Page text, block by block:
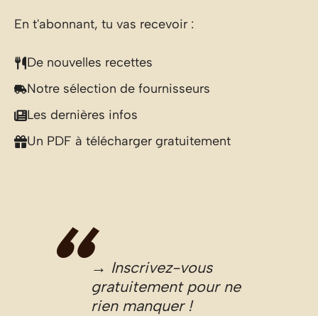
En t'abonnant, tu vas recevoir :
De nouvelles recettes
Notre sélection de fournisseurs
Les dernières infos
Un PDF à télécharger gratuitement
→ Inscrivez-vous
gratuitement pour ne
rien manquer !